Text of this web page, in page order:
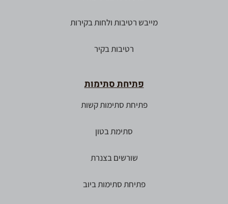
מייבש רטיבות ולחות בקירות
רטיבות בקיר
פתיחת סתימות
פתיחת סתימות קשות
סתימת בטון
שורשים בצנרת
פתיחת סתימות ביוב